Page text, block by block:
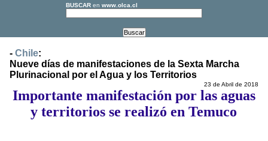
BUSCAR en www.olca.cl
- Chile:
Nueve días de manifestaciones de la Sexta Marcha
Plurinacional por el Agua y los Territorios
23 de Abril de 2018
Importante manifestación por las aguas
y territorios se realizó en Temuco